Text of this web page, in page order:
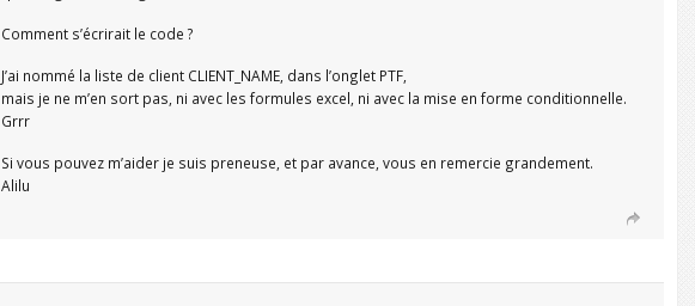
Comment s’écrirait le code ?
J’ai nommé la liste de client CLIENT_NAME, dans l’onglet PTF,
mais je ne m’en sort pas, ni avec les formules excel, ni avec la mise en forme conditionnelle.
Grrr
Si vous pouvez m’aider je suis preneuse, et par avance, vous en remercie grandement.
Alilu